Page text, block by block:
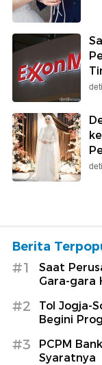
Berita
#1
Saat
Gara-gara
#2
Tol Jogja-
Begini
#3
PCPM
Syaratnya